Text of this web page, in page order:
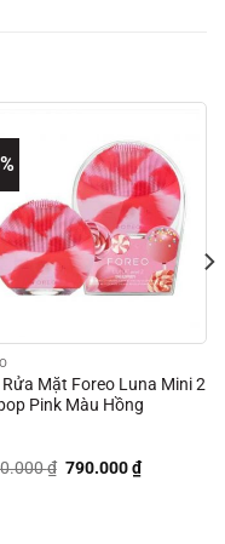
Mặt Foreo Luna Mini 2
Pink Màu Hồng
₫ Giá
790.000₫Giá
hiện